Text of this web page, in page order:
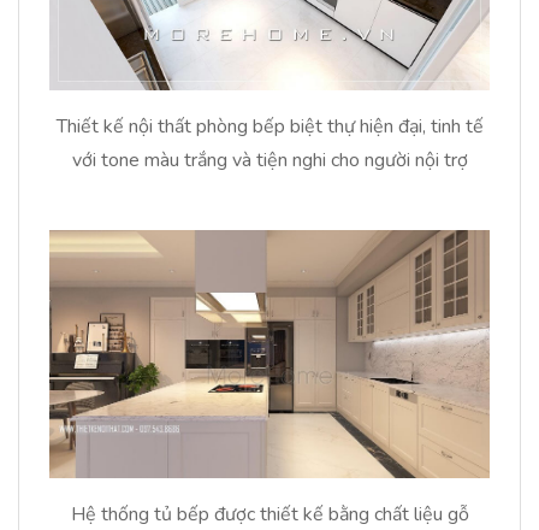
Thiết kế nội thất phòng bếp biệt thự hiện đại, tinh tế
với tone màu trắng và tiện nghi cho người nội trợ
Hệ thống tủ bếp được thiết kế bằng chất liệu gỗ